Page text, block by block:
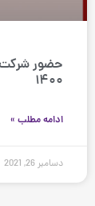
حضور شرکت
۱۴۰۰
ادامه مطلب »
دسامبر 26, 2021